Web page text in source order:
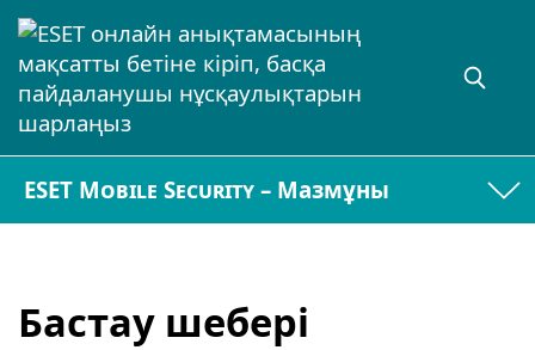
ESET Mobile Security – Мазмұны
Бастау шебері